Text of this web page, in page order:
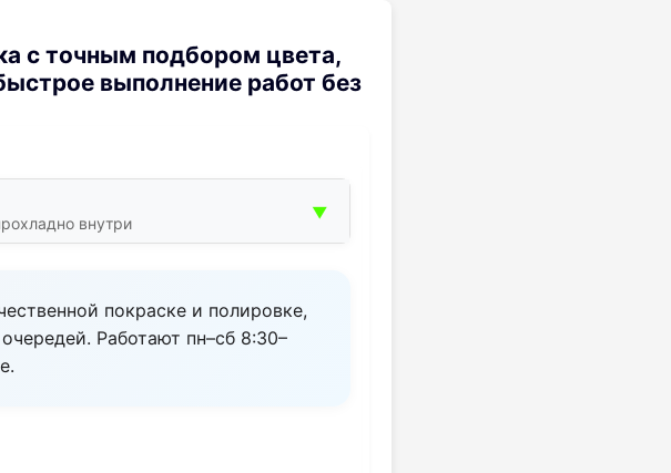
с точным подбором цвета,
выполнение работ без
внутри
▼
покраске и полировке,
Работают пн–сб 8:30–